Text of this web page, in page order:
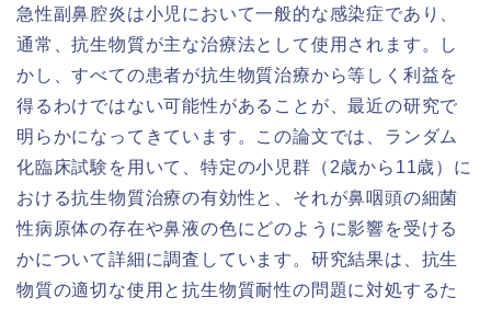
急性副鼻腔炎は小児において一般的な感染症であり、
通常、抗生物質が主な治療法として使用されます。し
かし、すべての患者が抗生物質治療から等しく利益を
得るわけではない可能性があることが、最近の研究で
明らかになってきています。この論文では、ランダム
化臨床試験を用いて、特定の小児群（2歳から11歳）に
おける抗生物質治療の有効性と、それが鼻咽頭の細菌
性病原体の存在や鼻液の色にどのように影響を受ける
かについて詳細に調査しています。研究結果は、抗生
物質の適切な使用と抗生物質耐性の問題に対処するた